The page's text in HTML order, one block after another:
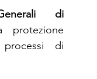
di
protezione